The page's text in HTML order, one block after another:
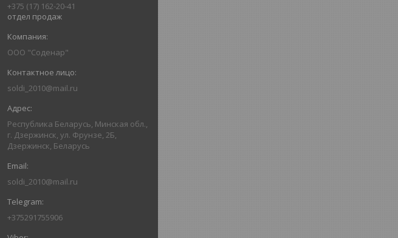
+375 (17) 162-20-41
отдел продаж
ООО "Соденар"
soldi_2010@mail.ru
Республика Беларусь, Минская обл.,
г. Дзержинск, ул. Фрунзе, 2Б,
Дзержинск, Беларусь
soldi_2010@mail.ru
+375291755906